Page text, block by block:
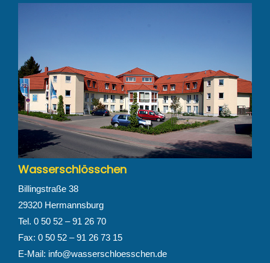
Wasserschlösschen
Billingstraße 38
29320 Hermannsburg
Tel. 0 50 52 – 91 26 70
Fax: 0 50 52 – 91 26 73 15
E-Mail: info@wasserschloesschen.de